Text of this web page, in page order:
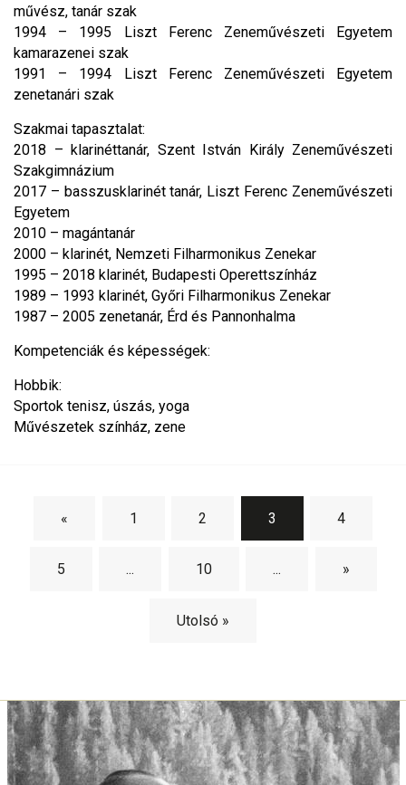
művész, tanár szak
1994 – 1995 Liszt Ferenc Zeneművészeti Egyetem
kamarazenei szak
1991 – 1994 Liszt Ferenc Zeneművészeti Egyetem
zenetanári szak
Szakmai tapasztalat:
2018 – klarinéttanár, Szent István Király Zeneművészeti
Szakgimnázium
2017 – basszusklarinét tanár, Liszt Ferenc Zeneművészeti
Egyetem
2010 – magántanár
2000 – klarinét, Nemzeti Filharmonikus Zenekar
1995 – 2018 klarinét, Budapesti Operettszínház
1989 – 1993 klarinét, Győri Filharmonikus Zenekar
1987 – 2005 zenetanár, Érd és Pannonhalma
Kompetenciák és képességek:
Hobbik:
Sportok tenisz, úszás, yoga
Művészetek színház, zene
« 1 2 3 4
5 ... 10 ... »
Utolsó »